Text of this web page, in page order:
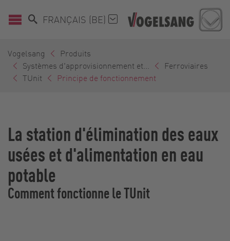
FRANÇAIS (BE)
Vogelsang
Produits
Systèmes d'approvisionnement et...
Ferroviaires
TUnit
Principe de fonctionnement
La station d'élimination des eaux
usées et d'alimentation en eau
potable
Comment fonctionne le TUnit